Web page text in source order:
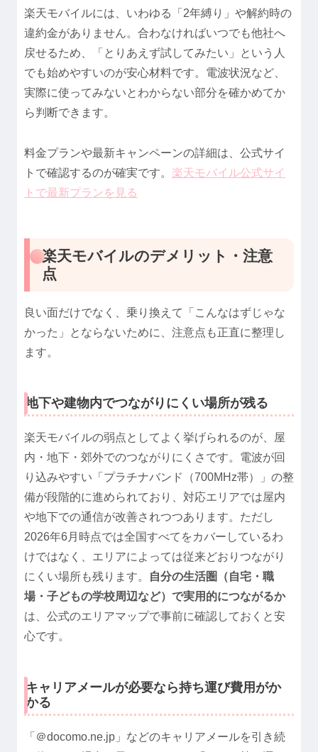
楽天モバイルには、いわゆる「2年縛り」や解約時の
違約金がありません。合わなければいつでも他社へ
戻せるため、「とりあえず試してみたい」という人
でも始めやすいのが安心材料です。電波状況など、
実際に使ってみないとわからない部分を確かめてか
ら判断できます。
料金プランや最新キャンペーンの詳細は、公式サイ
トで確認するのが確実です。 楽天モバイル公式サイ
トで最新プランを見る
楽天モバイルのデメリット・注意
点
良い面だけでなく、乗り換えて「こんなはずじゃな
かった」とならないために、注意点も正直に整理し
ます。
地下や建物内でつながりにくい場所が残る
楽天モバイルの弱点としてよく挙げられるのが、屋
内・地下・郊外でのつながりにくさです。電波が回
り込みやすい「プラチナバンド（700MHz帯）」の整
備が段階的に進められており、対応エリアでは屋内
や地下での通信が改善されつつあります。ただし
2026年6月時点では全国すべてをカバーしているわ
けではなく、エリアによっては従来どおりつながり
にくい場所も残ります。
自分の生活圏（自宅・職
場・子どもの学校周辺など）で実用的につながるか
は、公式のエリアマップで事前に確認しておくと安
心です。
キャリアメールが必要なら持ち運び費用がか
かる
「＠docomo.ne.jp」などのキャリアメールを引き続